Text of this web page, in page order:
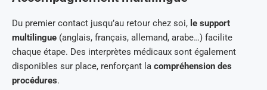
Du premier contact jusqu’au retour chez soi, le support
multilingue (anglais, français, allemand, arabe…) facilite
chaque étape. Des interprètes médicaux sont également
disponibles sur place, renforçant la compréhension des
procédures.